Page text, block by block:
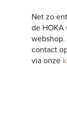
Net zo
de HOKA
webshop.
contact
via onze